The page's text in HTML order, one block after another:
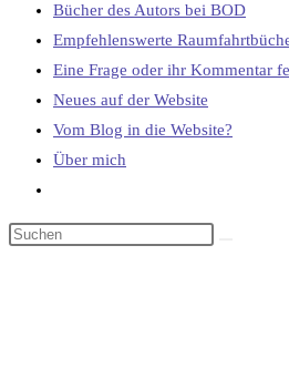
Bücher des Autors bei BOD
Empfehlenswerte
Eine Frage oder ihr Kommentar
Neues auf der Website
Vom Blog in die Website?
Über mich
umschalten